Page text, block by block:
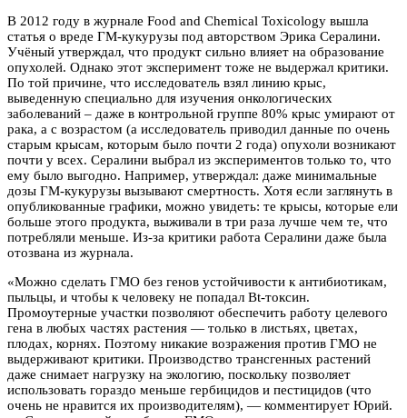
В 2012 году в журнале Food and Chemical Toxicology вышла
статья о вреде ГМ-кукурузы под авторством Эрика Сералини.
Учёный утверждал, что продукт сильно влияет на образование
опухолей. Однако этот эксперимент тоже не выдержал критики.
По той причине, что исследователь взял линию крыс,
выведенную специально для изучения онкологических
заболеваний – даже в контрольной группе 80% крыс умирают от
рака, а с возрастом (а исследователь приводил данные по очень
старым крысам, которым было почти 2 года) опухоли возникают
почти у всех. Сералини выбрал из экспериментов только то, что
ему было выгодно. Например, утверждал: даже минимальные
дозы ГМ-кукурузы вызывают смертность. Хотя если заглянуть в
опубликованные графики, можно увидеть: те крысы, которые ели
больше этого продукта, выживали в три раза лучше чем те, что
потребляли меньше. Из-за критики работа Сералини даже была
отозвана из журнала.
«Можно сделать ГМО без генов устойчивости к антибиотикам,
пыльцы, и чтобы к человеку не попадал Bt-токсин.
Промоутерные участки позволяют обеспечить работу целевого
гена в любых частях растения — только в листьях, цветах,
плодах, корнях. Поэтому никакие возражения против ГМО не
выдерживают критики. Производство трансгенных растений
даже снимает нагрузку на экологию, поскольку позволяет
использовать гораздо меньше гербицидов и пестицидов (что
очень не нравится их производителям), — комментирует Юрий.